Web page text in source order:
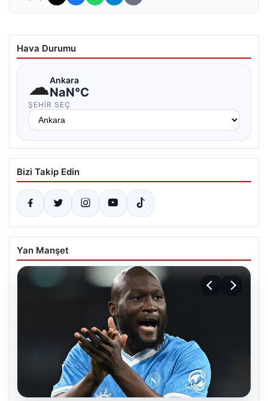
Hava Durumu
☁Ankara
NaN°C
ŞEHIR SEÇ
Bizi Takip Edin
Yan Manşet